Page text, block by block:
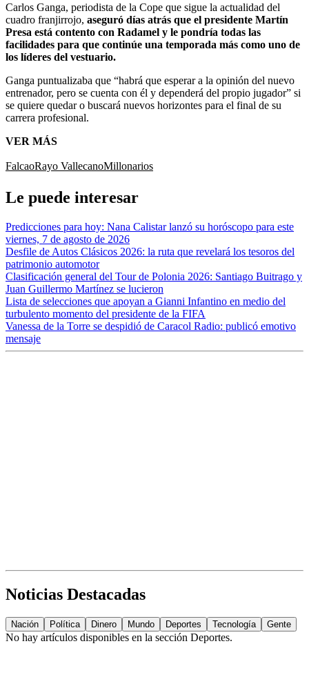
Carlos Ganga, periodista de la Cope que sigue la actualidad del
cuadro franjirrojo, aseguró días atrás que el presidente Martín
Presa está contento con Radamel y le pondría todas las
facilidades para que continúe una temporada más como uno de
los líderes del vestuario.
Ganga puntualizaba que “habrá que esperar a la opinión del nuevo
entrenador, pero se cuenta con él y dependerá del propio jugador” si
se quiere quedar o buscará nuevos horizontes para el final de su
carrera profesional.
VER MÁS
FalcaoRayo VallecanoMillonarios
Le puede interesar
Predicciones para hoy: Nana Calistar lanzó su horóscopo para este
viernes, 7 de agosto de 2026
Desfile de Autos Clásicos 2026: la ruta que revelará los tesoros del
patrimonio automotor
Clasificación general del Tour de Polonia 2026: Santiago Buitrago y
Juan Guillermo Martínez se lucieron
Lista de selecciones que apoyan a Gianni Infantino en medio del
turbulento momento del presidente de la FIFA
Vanessa de la Torre se despidió de Caracol Radio: publicó emotivo
mensaje
Noticias Destacadas
Nación Política Dinero Mundo Deportes Tecnología Gente
No hay artículos disponibles en la sección Deportes.